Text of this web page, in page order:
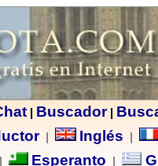
| Buscador|
| Inglés
Esperanto